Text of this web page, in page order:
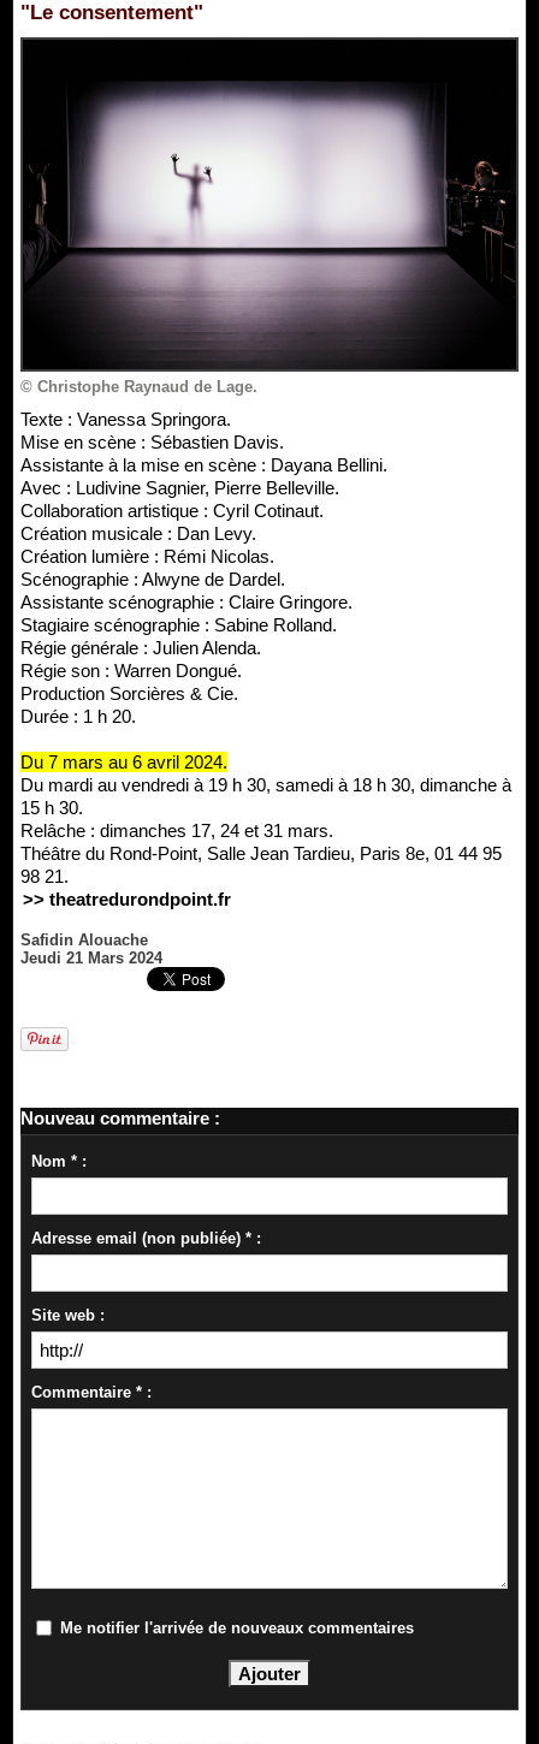
"Le consentement"
© Christophe Raynaud de Lage.
Texte : Vanessa Springora.
Mise en scène : Sébastien Davis.
Assistante à la mise en scène : Dayana Bellini.
Avec : Ludivine Sagnier, Pierre Belleville.
Collaboration artistique : Cyril Cotinaut.
Création musicale : Dan Levy.
Création lumière : Rémi Nicolas.
Scénographie : Alwyne de Dardel.
Assistante scénographie : Claire Gringore.
Stagiaire scénographie : Sabine Rolland.
Régie générale : Julien Alenda.
Régie son : Warren Dongué.
Production Sorcières & Cie.
Durée : 1 h 20.
Du 7 mars au 6 avril 2024.
Du mardi au vendredi à 19 h 30, samedi à 18 h 30, dimanche à
15 h 30.
Relâche : dimanches 17, 24 et 31 mars.
Théâtre du Rond-Point, Salle Jean Tardieu, Paris 8e, 01 44 95
98 21.
>> theatredurondpoint.fr
Safidin Alouache
Jeudi 21 Mars 2024
Nouveau commentaire :
Nom * :
Adresse email (non publiée) * :
Site web :
Commentaire * :
Me notifier l'arrivée de nouveaux commentaires